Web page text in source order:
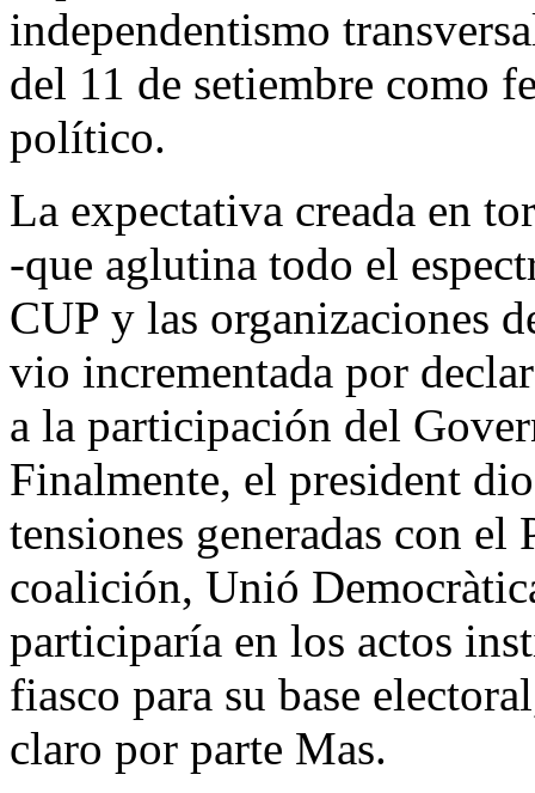
independentismo
del 11 de setiembre como
político.
La expectativa creada en
-que aglutina todo el
CUP y las organizaciones
vio incrementada por
a la participación del
Finalmente, el president
tensiones generadas con el
coalición, Unió
participaría en los actos
fiasco para su base
claro por parte Mas.